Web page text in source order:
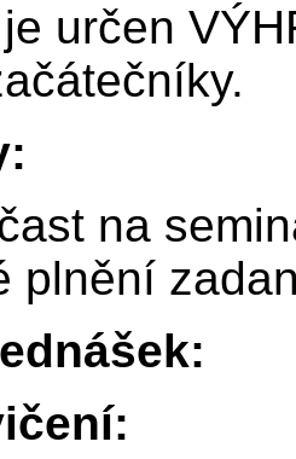
určen
na
plnění